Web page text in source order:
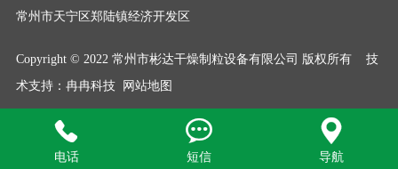
常州市天宁区郑陆镇经济开发区
Copyright © 2022 常州市彬达干燥制粒设备有限公司 版权所有
技
术支持： 冉冉科技 网站地图

电话

短信

导航